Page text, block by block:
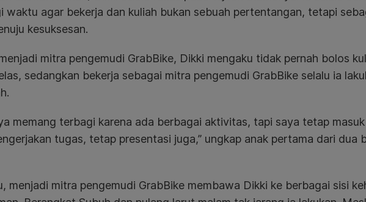
waktu agar bekerja dan kuliah bukan sebuah pertentangan, tetapi
kesuksesan.
mitra pengemudi GrabBike, Dikki mengaku tidak pernah bolos
sedangkan bekerja sebagai mitra pengemudi GrabBike selalu ia
memang terbagi karena ada berbagai aktivitas, tapi saya tetap
tugas, tetap presentasi juga,” ungkap anak pertama dari dua
menjadi mitra pengemudi GrabBike membawa Dikki ke berbagai sisi